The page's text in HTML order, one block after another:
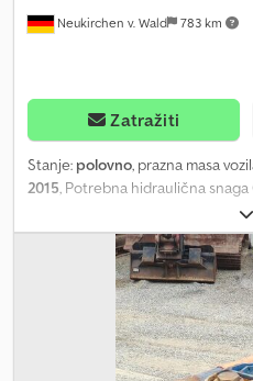
Neukirchen v. Wald 783 km
Zatražiti
Stanje: polovno, prazna masa
2015 , Potrebna hidraulična
maksimalni pritisak 350 bar,
Rotacija: maksimalni pritisak 200
l/min Crsdoi Im Hzspfx Aqpef